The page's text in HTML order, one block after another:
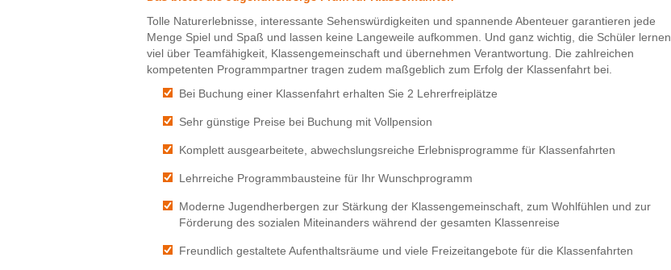
Tolle Naturerlebnisse, interessante Sehenswürdigkeiten und spannende Abenteuer garantieren jede
Menge Spiel und Spaß und lassen keine Langeweile aufkommen. Und ganz wichtig, die Schüler lernen
viel über Teamfähigkeit, Klassengemeinschaft und übernehmen Verantwortung. Die zahlreichen
kompetenten Programmpartner tragen zudem maßgeblich zum Erfolg der Klassenfahrt bei.
Bei Buchung einer Klassenfahrt erhalten Sie 2 Lehrerfreiplätze
Sehr günstige Preise bei Buchung mit Vollpension
Komplett ausgearbeitete, abwechslungsreiche Erlebnisprogramme für Klassenfahrten
Lehrreiche Programmbausteine für Ihr Wunschprogramm
Moderne Jugendherbergen zur Stärkung der Klassengemeinschaft, zum Wohlfühlen und zur
Förderung des sozialen Miteinanders während der gesamten Klassenreise
Freundlich gestaltete Aufenthaltsräume und viele Freizeitangebote für die Klassenfahrten